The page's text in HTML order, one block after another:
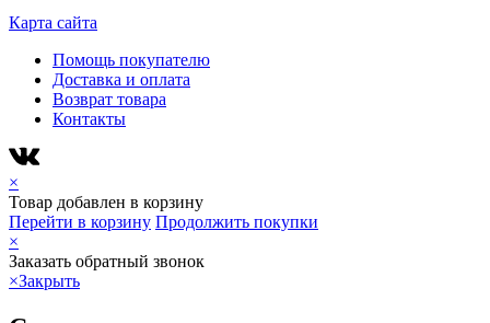
Карта сайта
Помощь покупателю
Доставка и оплата
Возврат товара
Контакты
×
Товар добавлен в корзину
Перейти в корзину Продолжить покупки
×
Заказать обратный звонок
×Закрыть